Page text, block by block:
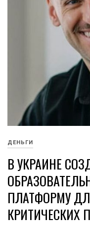
ДЕНЬГИ
В УКРАИНЕ
ПЛАТФОРМУ
КРИТИЧЕСКИХ